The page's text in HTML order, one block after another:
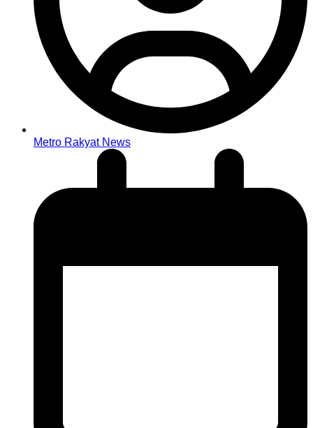
Metro Rakyat News